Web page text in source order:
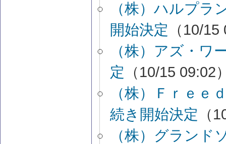
（株）ハルプラ
開始決定 （10/
（株）アズ・ワ
定 （10/15 09:02
（株）Ｆｒｅ
続き開始決定 （
（株）グランド